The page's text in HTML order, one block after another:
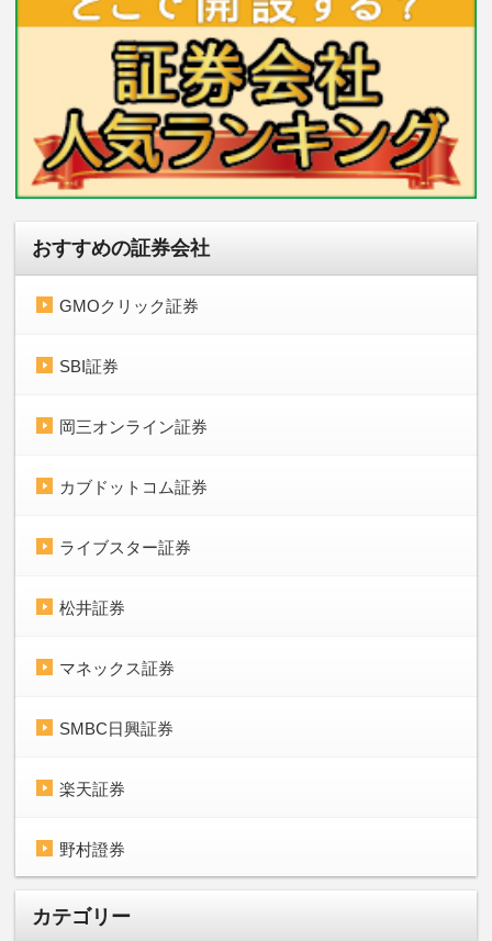
おすすめの証券会社
GMOクリック証券
SBI証券
岡三オンライン証券
カブドットコム証券
ライブスター証券
松井証券
マネックス証券
SMBC日興証券
楽天証券
野村證券
カテゴリー